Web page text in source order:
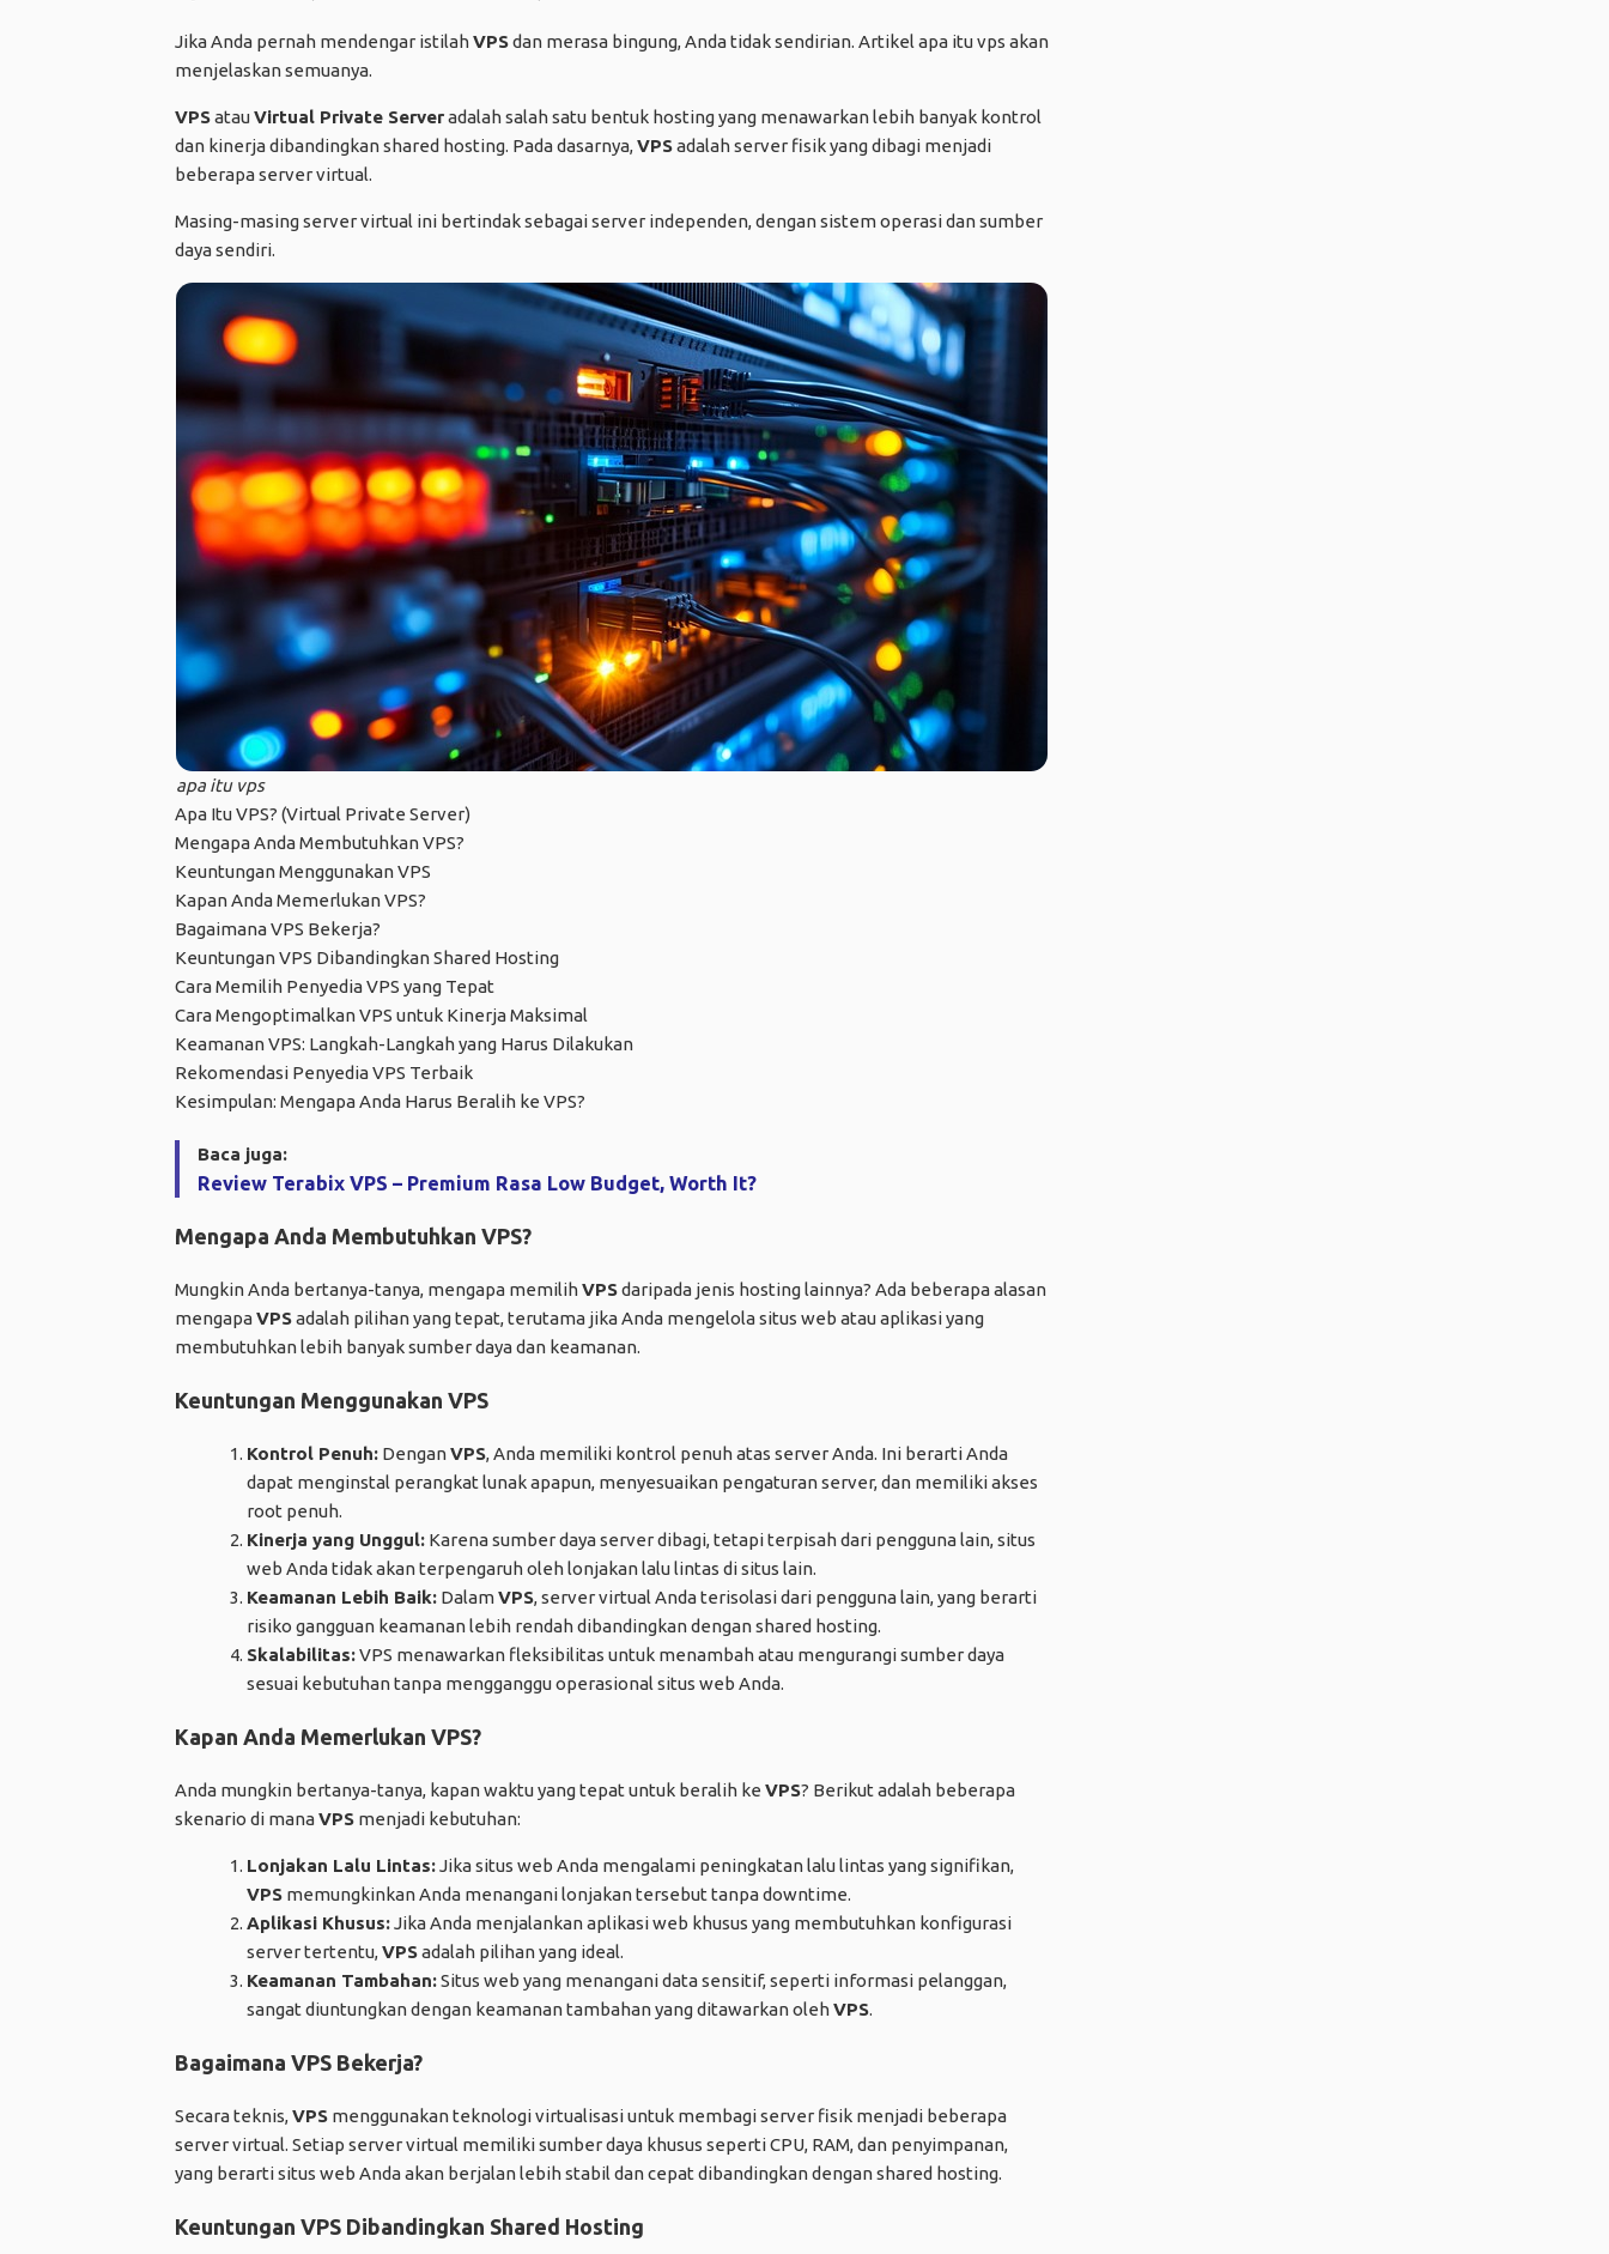
Jika Anda pernah mendengar istilahVPSdan merasa bingung, Anda tidak sendirian. Artikel apa itu vps akan
menjelaskan semuanya.
VPSatauVirtual Private Serveradalah salah satu bentuk hosting yang menawarkan lebih banyak kontrol
dan kinerja dibandingkan shared hosting. Pada dasarnya,VPSadalah server fisik yang dibagi menjadi
beberapa server virtual.
Masing-masing server virtual ini bertindak sebagai server independen, dengan sistem operasi dan sumber
daya sendiri.
apa itu vps
Apa Itu VPS? (Virtual Private Server)
Mengapa Anda Membutuhkan VPS?
Keuntungan Menggunakan VPS
Kapan Anda Memerlukan VPS?
Bagaimana VPS Bekerja?
Keuntungan VPS Dibandingkan Shared Hosting
Cara Memilih Penyedia VPS yang Tepat
Cara Mengoptimalkan VPS untuk Kinerja Maksimal
Keamanan VPS: Langkah-Langkah yang Harus Dilakukan
Rekomendasi Penyedia VPS Terbaik
Kesimpulan: Mengapa Anda Harus Beralih ke VPS?
Baca juga:
Review Terabix VPS – Premium Rasa Low Budget, Worth It?
Mengapa Anda Membutuhkan VPS?
Mungkin Anda bertanya-tanya, mengapa memilihVPSdaripada jenis hosting lainnya? Ada beberapa alasan
mengapaVPSadalah pilihan yang tepat, terutama jika Anda mengelola situs web atau aplikasi yang
membutuhkan lebih banyak sumber daya dan keamanan.
Keuntungan Menggunakan VPS
Kontrol Penuh: DenganVPS, Anda memiliki kontrol penuh atas server Anda. Ini berarti Anda
dapat menginstal perangkat lunak apapun, menyesuaikan pengaturan server, dan memiliki akses
root penuh.
Kinerja yang Unggul: Karena sumber daya server dibagi, tetapi terpisah dari pengguna lain, situs
web Anda tidak akan terpengaruh oleh lonjakan lalu lintas di situs lain.
Keamanan Lebih Baik: DalamVPS, server virtual Anda terisolasi dari pengguna lain, yang berarti
risiko gangguan keamanan lebih rendah dibandingkan dengan shared hosting.
Skalabilitas:VPS menawarkan fleksibilitas untuk menambah atau mengurangi sumber daya
sesuai kebutuhan tanpa mengganggu operasional situs web Anda.
Kapan Anda Memerlukan VPS?
Anda mungkin bertanya-tanya, kapan waktu yang tepat untuk beralih ke VPS? Berikut adalah beberapa
skenario di manaVPS menjadi kebutuhan:
Lonjakan Lalu Lintas:Jika situs web Anda mengalami peningkatan lalu lintas yang signifikan,
VPS memungkinkan Anda menangani lonjakan tersebut tanpa downtime.
Aplikasi Khusus:Jika Anda menjalankan aplikasi web khusus yang membutuhkan konfigurasi
server tertentu,VPSadalah pilihan yang ideal.
Keamanan Tambahan:Situs web yang menangani data sensitif, seperti informasi pelanggan,
sangat diuntungkan dengan keamanan tambahan yang ditawarkan olehVPS.
Bagaimana VPS Bekerja?
Secara teknis,VPS menggunakan teknologi virtualisasi untuk membagi server fisik menjadi beberapa
server virtual. Setiap server virtual memiliki sumber daya khusus seperti CPU, RAM, dan penyimpanan,
yang berarti situs web Anda akan berjalan lebih stabil dan cepat dibandingkan dengan shared hosting.
Keuntungan VPS Dibandingkan Shared Hosting